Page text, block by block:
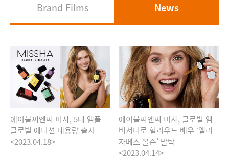
Brand Films News
에이블씨엔씨 미샤, 5대 앰플
글로벌 에디션 대용량 출시
<2023.04.18>
에이블씨엔씨 미샤, 글로벌 앰
버서더로 헐리우드 배우 ‘엘리
자베스 올슨’ 발탁
<2023.04.14>